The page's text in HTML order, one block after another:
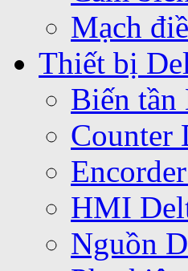
Mạch
Thiết bị
Biến tần
Counter
HMI
Nguồn